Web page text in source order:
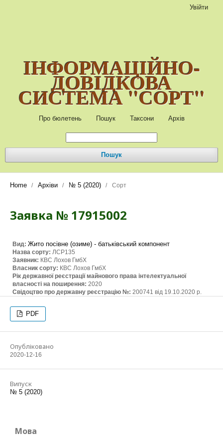
ІНФОРМАЦІЙНО-
ДОВІДКОВА
СИСТЕМА "СОРТ"
Про бюлетень Пошук Таксони Архів
Пошук
Увійти
Home / Архіви / № 5 (2020) / Сорт
Заявка № 17915002
Вид: Жито посівне (озиме) - батьківський компонент
Назва сорту: ЛСР135
Заявник: КВС Лохов ГмбХ
Власник сорту: КВС Лохов ГмбХ
Рік державної реєстрації майнового права інтелектуальної
власності на поширення: 2020
Свідоцтво про державну реєстрацію №: 200741 від 19.10.2020 р.
PDF
Опубліковано
2020-12-16
Випуск
№ 5 (2020)
Мова